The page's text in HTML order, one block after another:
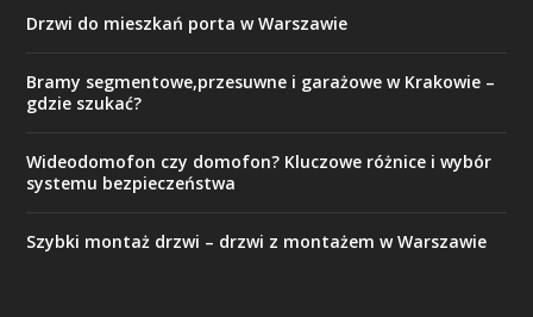
Drzwi do mieszkań porta w Warszawie
Bramy segmentowe,przesuwne i garażowe w Krakowie –
gdzie szukać?
Wideodomofon czy domofon? Kluczowe różnice i wybór
systemu bezpieczeństwa
Szybki montaż drzwi – drzwi z montażem w Warszawie